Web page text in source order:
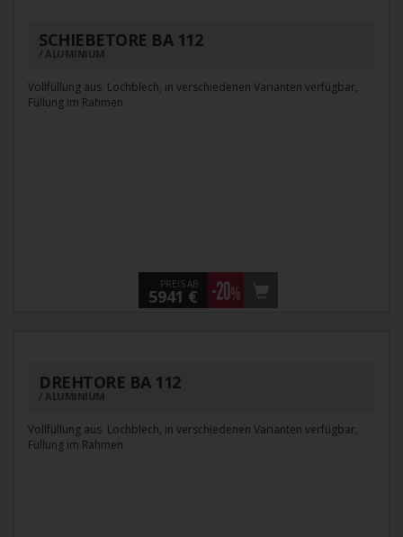
SCHIEBETORE BA 112
ALUMINIUM
Vollfüllung aus Lochblech, in verschiedenen Varianten verfügbar,
Füllung im Rahmen
PREIS AB
5941 €
DREHTORE BA 112
ALUMINIUM
Vollfüllung aus Lochblech, in verschiedenen Varianten verfügbar,
Füllung im Rahmen